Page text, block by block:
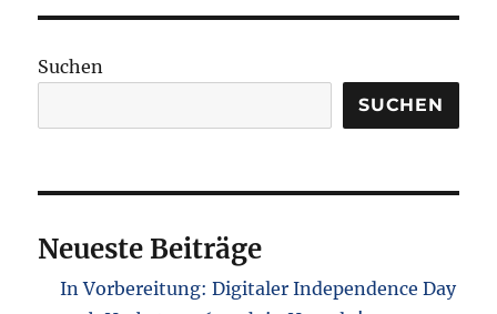
Gründung)
Beiträge
SEIT
Suchen
SUCHEN
Neueste Beiträge
In Vorbereitung: Digitaler Independence Day